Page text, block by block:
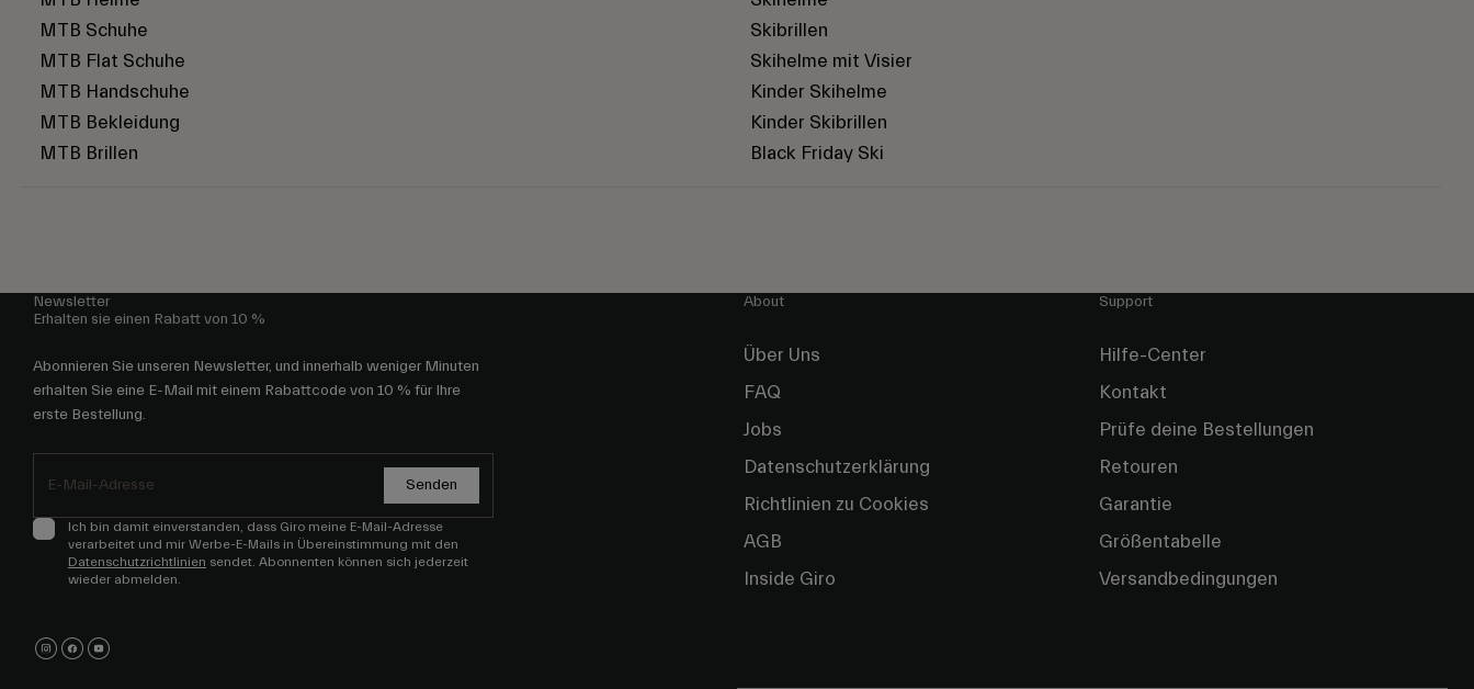
MTB Schuhe
MTB Flat Schuhe
MTB Handschuhe
MTB Bekleidung
MTB Brillen
Skibrillen
Skihelme mit Visier
Kinder Skihelme
Kinder Skibrillen
Black Friday Ski
Newsletter
Erhalten sie einen Rabatt von 10 %
Abonnieren Sie unseren Newsletter, und innerhalb weniger Minuten
erhalten Sie eine E-Mail mit einem Rabattcode von 10 % für Ihre
erste Bestellung.
Senden
Ich bin damit einverstanden, dass Giro meine E-Mail-Adresse
verarbeitet und mir Werbe-E-Mails in Übereinstimmung mit den
Datenschutzrichtlinien sendet. Abonnenten können sich jederzeit
wieder abmelden.
About
Über Uns
FAQ
Jobs
Datenschutzerklärung
Richtlinien zu Cookies
AGB
Inside Giro
Support
Hilfe-Center
Kontakt
Prüfe deine Bestellungen
Retouren
Garantie
Größentabelle
Versandbedingungen